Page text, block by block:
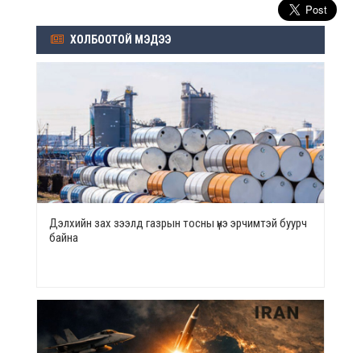
ХОЛБООТОЙ МЭДЭЭ
Дэлхийн зах зээлд газрын тосны үнэ эрчимтэй буурч
байна